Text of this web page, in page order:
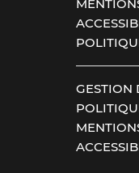
GESTION